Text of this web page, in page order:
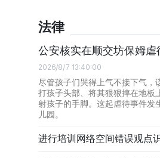
法律
公安核实在顺交坊保姆虐
2026/8/7 13:40:00
尽管孩子们哭得上气不接下气，
打孩子头部、将其狠狠摔在地板
射孩子的手脚。这起虐待事件发
儿园。
进行培训网络空间错误观点